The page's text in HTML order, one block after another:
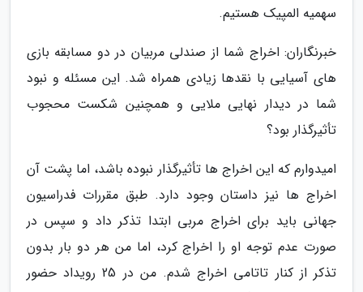
سهمیه المپیک هستیم.
خبرنگاران: اخراج شما از صندلی مربیان در دو مسابقه بازی
های آسیایی با نقدها زیادی همراه شد. این مسئله و نبود
شما در دیدار نهایی ملایی و همچنین شکست محجوب
تأثیرگذار بود؟
امیدوارم که این اخراج ها تأثیرگذار نبوده باشد، اما پشت آن
اخراج ها نیز داستان وجود دارد. طبق مقررات فدراسیون
جهانی باید برای اخراج مربی ابتدا تذکر داد و سپس در
صورت عدم توجه او را اخراج کرد، اما من هر دو بار بدون
تذکر از کنار تاتامی اخراج شدم. من در 25 رویداد حضور